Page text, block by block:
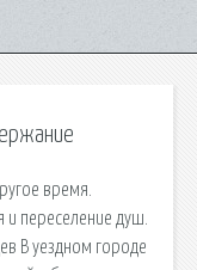
время.
и переселение душ.
В уездном городе